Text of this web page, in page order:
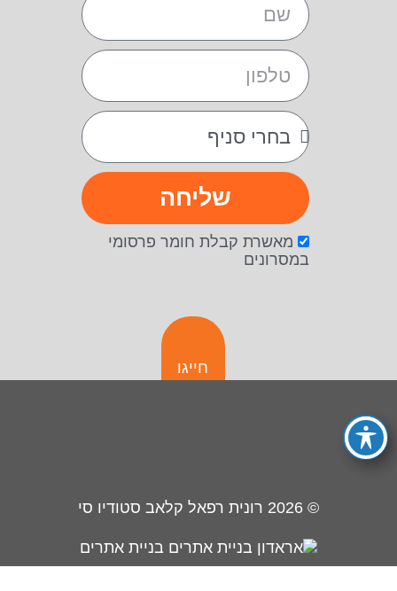
מאשרת קבלת חומר פרסומי
במסרונים
שליחה
חייגו
© 2026 רונית רפאל קלאב סטודיו סי
בניית אתרים